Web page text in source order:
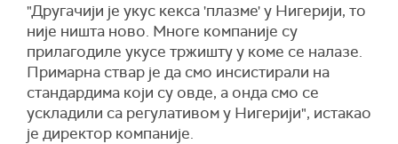
"Другачији је укус кекса 'плазме' у Нигерији, то
није ништа ново. Многе компаније су
прилагодиле укусе тржишту у коме се налазе.
Примарна ствар је да смо инсистирали на
стандардима који су овде, а онда смо се
ускладили са регулативом у Нигерији", истакао
је директор компаније.